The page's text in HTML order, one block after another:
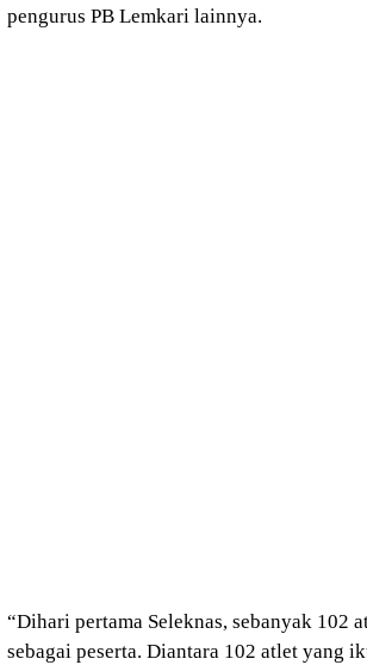
pengurus PB Lemkari lainnya.
“Dihari pertama Seleknas, sebanyak 102
sebagai peserta. Diantara 102 atlet yang